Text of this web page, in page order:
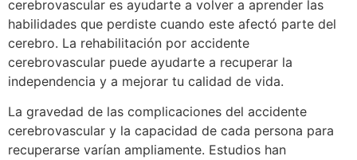
cerebrovascular es ayudarte a volver a aprender las
habilidades que perdiste cuando este afectó parte del
cerebro. La rehabilitación por accidente
cerebrovascular puede ayudarte a recuperar la
independencia y a mejorar tu calidad de vida.
La gravedad de las complicaciones del accidente
cerebrovascular y la capacidad de cada persona para
recuperarse varían ampliamente. Estudios han